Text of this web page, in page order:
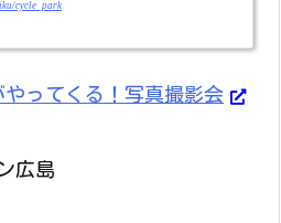
cycle_park
ってくる！写真撮影会
広島